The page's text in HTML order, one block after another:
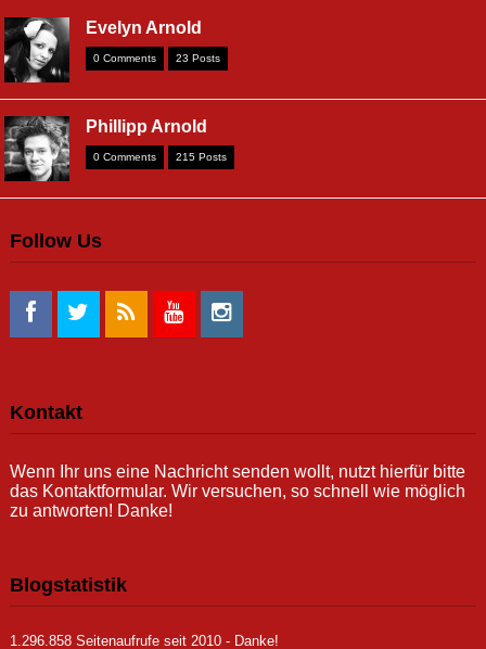
Evelyn Arnold
0 Comments 23 Posts
Phillipp Arnold
0 Comments 215 Posts
Follow Us
Kontakt
Wenn Ihr uns eine Nachricht senden wollt, nutzt hierfür bitte
das Kontaktformular. Wir versuchen, so schnell wie möglich
zu antworten! Danke!
Blogstatistik
1.296.858 Seitenaufrufe seit 2010 - Danke!